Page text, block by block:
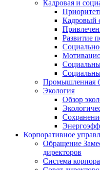
Кадровая и
Кадровый
Развитие
Промышленная
Экология
Обзор
Корпоративное
Обращение
директоров
Система